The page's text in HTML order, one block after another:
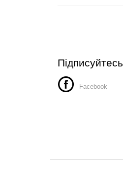
Підписуйтесь
Facebook